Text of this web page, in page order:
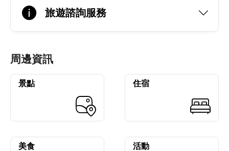
旅遊諮詢服務
周邊資訊
景點 住宿
美食 活動